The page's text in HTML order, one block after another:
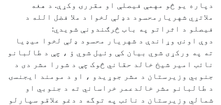
دپاره یو څو مهمې فیصلې او مقررۍ وکړې. د هغه
ملاتړي شهریارمحسود دډلې لخوا د ملا فضل الله د
فیصلو د اثراتو په باب څرګندونې شویدي:
دوې اونۍ وړاندې د شهريار محسود ډلې لخوا ميډيا
ته په ورکړی شوي بيان کې وئيل شوي ؤ ، چې د طالبانو
نائب امير شيخ خالد حقاني څوک چې د شورا مشر دی د
جنوبي وزيرستان د مشر جوړيدو ، او د مومند ايجنسۍ
د طالبانو مشر خالدعمر خراساني ته د جنوبي او
شمالي وزيرستان د نائب په توگه د دغو علاقو سپارلو